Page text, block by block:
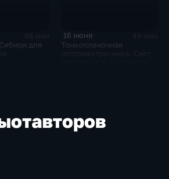
для
16 июня
Тонкопленочная
отавторов